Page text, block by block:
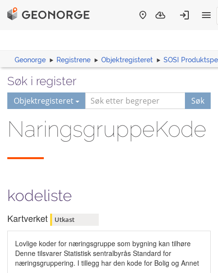
Geonorge Registrene Objektregisteret SOSI
Søk i register
Objektregisteret Søk
NaringsgruppeKode
kodeliste
Kartverket Utkast
Lovlige koder for næringsgruppe som bygning kan tilhøre
Denne tilsvarer Statistisk sentralbyrås Standard for
næringsgruppering. I tillegg har den kode for Bolig og Annet